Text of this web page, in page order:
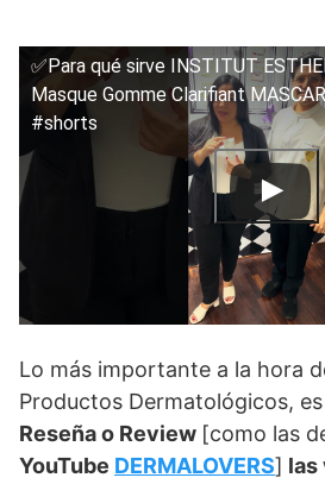
✅Para qué sirve INSTITUT
Masque Gomme Clarifiant
#shorts
Lo más importante a la hora
Productos Dermatológicos, es
Reseña o Review [como las
YouTube DERMALOVERS] las